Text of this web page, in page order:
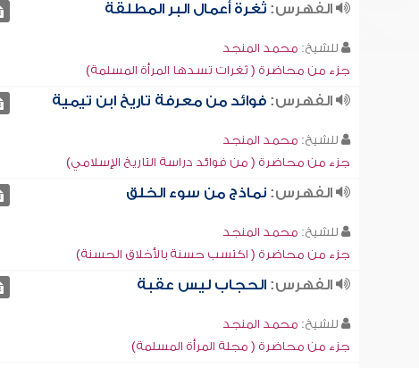
الفهرس:ثغرة أعمال البر المطلقة
للشيخ: محمد المنجد
جزء من محاضرة ( ثغرات تسدها المرأة المسلمة)
الفهرس:فوائد من معرفة تاريخ ابن تيمية
للشيخ: محمد المنجد
جزء من محاضرة ( من فوائد دراسة التاريخ الإسلامي)
الفهرس:نماذج من سوء الخلق
للشيخ: محمد المنجد
جزء من محاضرة ( اكتسب حسنة بالأخلاق الحسنة)
الفهرس:الحجاب ليس عقبة
للشيخ: محمد المنجد
جزء من محاضرة ( مجلة المرأة المسلمة)